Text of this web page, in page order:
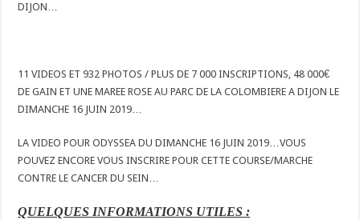
DIJON…
11 VIDEOS ET 932 PHOTOS / PLUS DE 7 000 INSCRIPTIONS, 48 000€
DE GAIN ET UNE MAREE ROSE AU PARC DE LA COLOMBIERE A DIJON LE
DIMANCHE 16 JUIN 2019…
LA VIDEO POUR ODYSSEA DU DIMANCHE 16 JUIN 2019…VOUS
POUVEZ ENCORE VOUS INSCRIRE POUR CETTE COURSE/MARCHE
CONTRE LE CANCER DU SEIN…
QUELQUES INFORMATIONS UTILES :